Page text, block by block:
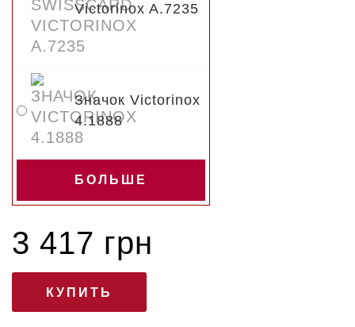
Victorinox A.7235
Значок Victorinox
4.1888
БОЛЬШЕ
3 417 грн